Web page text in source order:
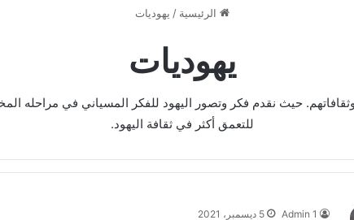
الرئيسية / يهوديات
يهوديات
وثقافاتهم. حيث نقدم فكر وتصور اليهود للفكر المسياني في
للتعمق أكثر في ثقافة اليهود.
Admin 1 5 ديسمبر، 2021